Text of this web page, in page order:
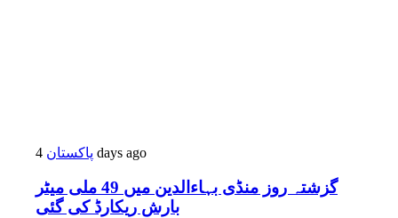
پاکستان 4 days ago
گزشتہ روز منڈی بہاءالدین میں 49 ملی میٹر
بارش ریکارڈ کی گئی